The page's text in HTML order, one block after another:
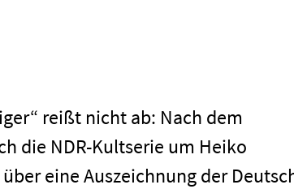
reißt nicht ab: Nach dem
die NDR-Kultserie um Heiko
eine Auszeichnung der